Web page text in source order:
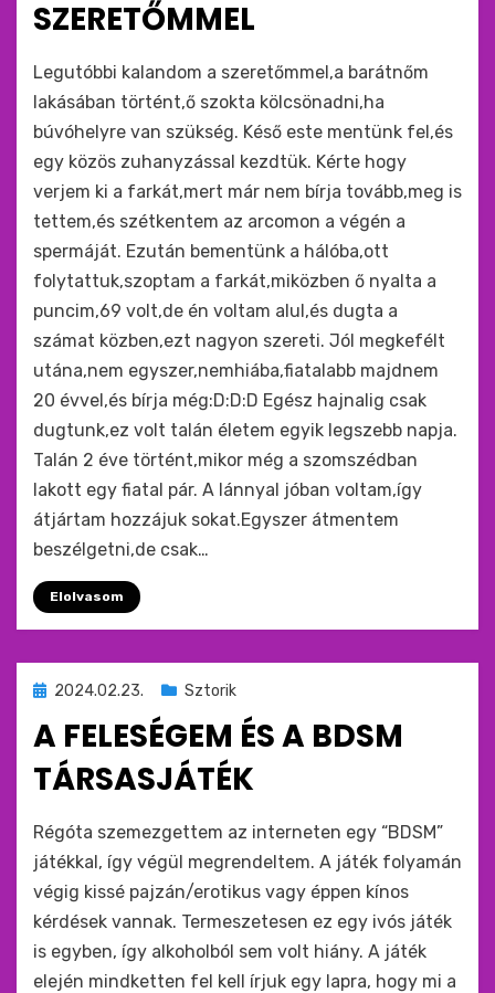
SZERETŐMMEL
monkey
Legutóbbi kalandom a szeretőmmel,a barátnőm
lakásában történt,ő szokta kölcsönadni,ha
búvóhelyre van szükség. Késő este mentünk fel,és
egy közös zuhanyzással kezdtük. Kérte hogy
verjem ki a farkát,mert már nem bí­rja tovább,meg is
tettem,és szétkentem az arcomon a végén a
spermáját. Ezután bementünk a hálóba,ott
folytattuk,szoptam a farkát,miközben ő nyalta a
puncim,69 volt,de én voltam alul,és dugta a
számat közben,ezt nagyon szereti. Jól megkefélt
utána,nem egyszer,nemhiába,fiatalabb majdnem
20 évvel,és bí­rja még:D:D:D Egész hajnalig csak
dugtunk,ez volt talán életem egyik legszebb napja.
Talán 2 éve történt,mikor még a szomszédban
lakott egy fiatal pár. A lánnyal jóban voltam,í­gy
átjártam hozzájuk sokat.Egyszer átmentem
beszélgetni,de csak…
Elolvasom
Beküldve
:
2024.02.23. Sztorik
A FELESÉGEM ÉS A BDSM
TÁRSASJÁTÉK
bymonkey
Régóta szemezgettem az interneten egy “BDSM”
játékkal, így végül megrendeltem. A játék folyamán
végig kissé pajzán/erotikus vagy éppen kínos
kérdések vannak. Termeszetesen ez egy ivós játék
is egyben, így alkoholból sem volt hiány. A játék
elején mindketten fel kell írjuk egy lapra, hogy mi a